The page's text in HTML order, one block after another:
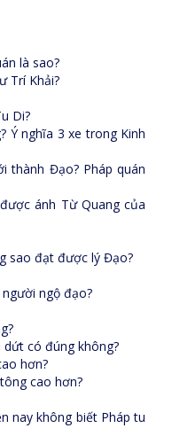
là sao?
Trí Khải?
Di?
Ý nghĩa 3 xe trong Kinh
thành Đạo? Pháp quán
ánh Từ Quang của
sao đạt được lý Đạo?
ngộ đạo?
có đúng không?
hơn?
cao hơn?
nay không biết Pháp tu